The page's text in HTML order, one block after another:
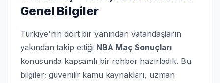
Genel Bilgiler
Türkiye'nin dört bir yanından vatandaşların
yakından takip ettiği NBA Maç Sonuçları
konusunda kapsamlı bir rehber hazırladık. Bu
bilgiler; güvenilir kamu kaynakları, uzman